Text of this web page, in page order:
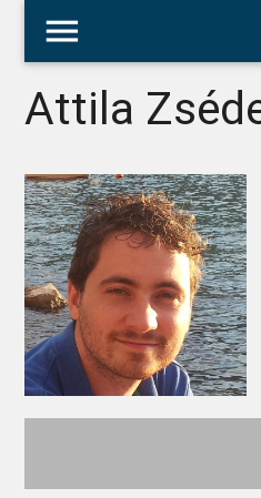
menu
Attila